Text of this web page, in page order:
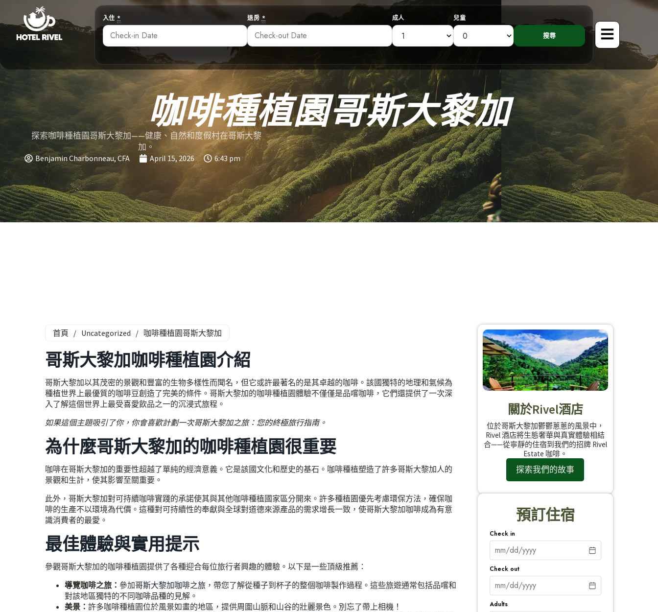
入住 * 退房 * 成人 兒童
咖啡種植園哥斯大黎加
探索咖啡種植園哥斯大黎加——健康、自然和度假村在哥斯大黎
加。
Benjamin Charbonneau, CFA April 15, 2026 6:43 pm
首頁 / Uncategorized / 咖啡種植園哥斯大黎加
哥斯大黎加咖啡種植園介紹
哥斯大黎加以其茂密的景觀和豐富的生物多樣性而聞名，但它或許最著名的是其卓越的咖啡。該國獨特的地理和氣候為
種植世界上最優質的咖啡豆創造了完美的條件。哥斯大黎加的咖啡種植園體驗不僅僅是品嚐咖啡，它們還提供了一次深
入了解這個世界上最受喜愛飲品之一的沉浸式旅程。
如果這個主題吸引了你，你會喜歡計劃一次哥斯大黎加之旅：您的終極旅行指南。
為什麼哥斯大黎加的咖啡種植園很重要
咖啡在哥斯大黎加的重要性超越了單純的經濟意義。它是該國文化和歷史的基石。咖啡種植塑造了許多哥斯大黎加人的
景觀和生計，使其影響至關重要。
此外，哥斯大黎加對可持續咖啡實踐的承諾使其與其他咖啡種植國家區分開來。許多種植園優先考慮環保方法，確保咖
啡的生產不以環境為代價。這種對可持續性的奉獻與全球對道德來源產品的需求增長一致，使哥斯大黎加咖啡成為有意
識消費者的最愛。
最佳體驗與實用提示
參觀哥斯大黎加的咖啡種植園提供了各種迎合每位旅行者興趣的體驗。以下是一些頂級推薦：
導覽咖啡之旅： 參加哥斯大黎加咖啡之旅 ，帶您了解從種子到杯子的整個咖啡製作過程。這些旅遊通常包括品嚐和
對該地區獨特的不同咖啡品種的見解。
美景： 許多咖啡種植園位於風景如畫的地區，提供周圍山脈和山谷的壯麗景色。別忘了帶上相機！
關於Rivel酒店
位於哥斯大黎加鬱鬱蔥蔥的風景中，
Rivel 酒店將生態奢華與真實體驗相結
合——從寧靜的住宿到我們的招牌 Rivel
Estate 咖啡。
探索我們的故事
預訂住宿
Check in
Check out
Adults